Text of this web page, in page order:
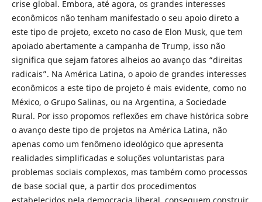
crise global. Embora, até agora, os grandes interesses
econômicos não tenham manifestado o seu apoio direto a
este tipo de projeto, exceto no caso de Elon Musk, que tem
apoiado abertamente a campanha de Trump, isso não
significa que sejam fatores alheios ao avanço das “direitas
radicais”. Na América Latina, o apoio de grandes interesses
econômicos a este tipo de projeto é mais evidente, como no
México, o Grupo Salinas, ou na Argentina, a Sociedade
Rural. Por isso propomos reflexões em chave histórica sobre
o avanço deste tipo de projetos na América Latina, não
apenas como um fenômeno ideológico que apresenta
realidades simplificadas e soluções voluntaristas para
problemas sociais complexos, mas também como processos
de base social que, a partir dos procedimentos